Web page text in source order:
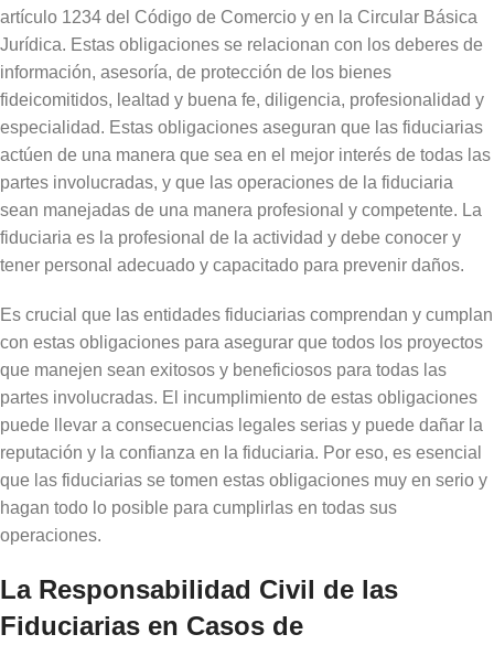
artículo 1234 del Código de Comercio y en la Circular Básica
Jurídica. Estas obligaciones se relacionan con los deberes de
información, asesoría, de protección de los bienes
fideicomitidos, lealtad y buena fe, diligencia, profesionalidad y
especialidad. Estas obligaciones aseguran que las fiduciarias
actúen de una manera que sea en el mejor interés de todas las
partes involucradas, y que las operaciones de la fiduciaria
sean manejadas de una manera profesional y competente. La
fiduciaria es la profesional de la actividad y debe conocer y
tener personal adecuado y capacitado para prevenir daños.
Es crucial que las entidades fiduciarias comprendan y cumplan
con estas obligaciones para asegurar que todos los proyectos
que manejen sean exitosos y beneficiosos para todas las
partes involucradas. El incumplimiento de estas obligaciones
puede llevar a consecuencias legales serias y puede dañar la
reputación y la confianza en la fiduciaria. Por eso, es esencial
que las fiduciarias se tomen estas obligaciones muy en serio y
hagan todo lo posible para cumplirlas en todas sus
operaciones.
La Responsabilidad Civil de las
Fiduciarias en Casos de